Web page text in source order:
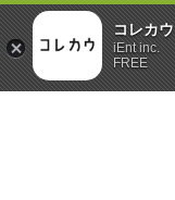
コレカウ
iEnt inc.
FREE